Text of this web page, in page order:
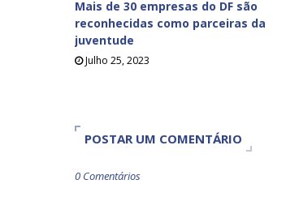
Mais de 30 empresas do DF são
reconhecidas como parceiras da
juventude
Julho 25, 2023
POSTAR UM COMENTÁRIO
0 Comentários